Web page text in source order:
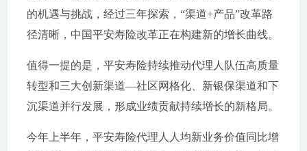
的机遇与挑战，经过三年探索，“渠道+产品”改革路
径清晰，中国平安寿险改革正在构建新的增长曲线。
值得一提的是，平安寿险持续推动代理人队伍高质量
转型和三大创新渠道—社区网格化、新银保渠道和下
沉渠道并行发展，形成业绩贡献持续增长的新格局。
今年上半年，平安寿险代理人人均新业务价值同比增